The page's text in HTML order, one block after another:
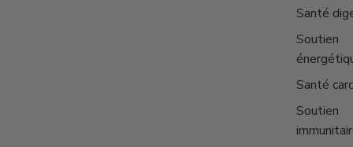
Santé
Soutien
Santé
Soutien